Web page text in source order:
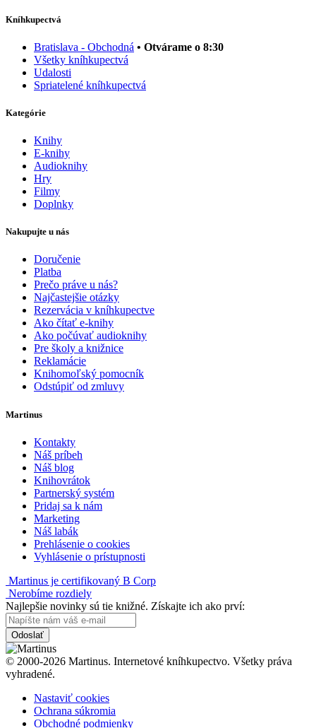
Kníhkupectvá
Bratislava - Obchodná • Otvárame o 8:30
Všetky kníhkupectvá
Udalosti
Spriatelené kníhkupectvá
Kategórie
Knihy
E-knihy
Audioknihy
Hry
Filmy
Doplnky
Nakupujte u nás
Doručenie
Platba
Prečo práve u nás?
Najčastejšie otázky
Rezervácia v kníhkupectve
Ako čítať e-knihy
Ako počúvať audioknihy
Pre školy a knižnice
Reklamácie
Knihomoľský pomocník
Odstúpiť od zmluvy
Martinus
Kontakty
Náš príbeh
Náš blog
Knihovrátok
Partnerský systém
Pridaj sa k nám
Marketing
Náš labák
Prehlásenie o cookies
Vyhlásenie o prístupnosti
Martinus je certifikovaný B Corp
Nerobíme rozdiely
Najlepšie novinky sú tie knižné. Získajte ich ako prví:
Odoslať
© 2000-2026 Martinus. Internetové kníhkupectvo. Všetky práva
vyhradené.
Nastaviť cookies
Ochrana súkromia
Obchodné podmienky